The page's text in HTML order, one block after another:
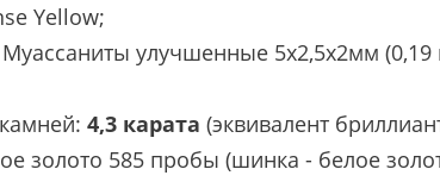
Yellow;
улучшенные 5х2,5х2мм (0,19
4,3 карата (эквивалент
золото 585 пробы (шинка - белое